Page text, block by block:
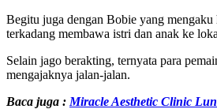
Begitu juga dengan Bobie yang
terkadang membawa istri dan anak ke
Selain jago berakting, ternyata para
mengajaknya jalan-jalan.
Baca juga : Miracle Aesthetic Clinic